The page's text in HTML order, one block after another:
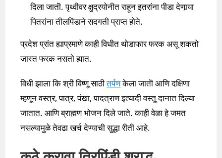
दिला जातॊ. पृथ्वीवर क्षुद्रयोनीत राहून इतरांना पीडा देणार्‍या
पितरांना तीलपिंडाने सदगती प्राप्त होते.
प्रदेश प्रांत ह्याप्रमाणे काही विधीत थोडाफार फरक असू शकतो
जास्त फरक नसतो ह्यात.
विधी झाला कि श्री विष्णू साठीतर्पणकेला जातॊ आणि दक्षिणा
म्हणून वस्त्र, पात्र, पंखा, पादत्राण इत्यादी वस्तू दानात दिल्या
जातात. आणि ब्राह्मण भोजन दिले जाते. काही वेळा हे जमत
नसल्यामुळे तेवढा खर्च देण्याची सुद्धा रीती आहे.